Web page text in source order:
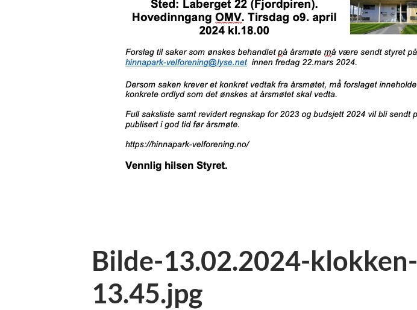
Bilde-13.02.2024-klokken-
13.45.jpg